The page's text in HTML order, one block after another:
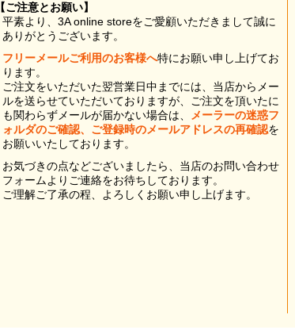
【ご注意とお願い】
平素より、3A online storeをご愛顧いただきまして誠に
ありがとうございます。
フリーメールご利用のお客様へ特にお願い申し上げてお
ります。
ご注文をいただいた翌営業日中までには、当店からメー
ルを送らせていただいておりますが、ご注文を頂いたに
も関わらずメールが届かない場合は、
メーラーの迷惑フ
ォルダのご確認、ご登録時のメールアドレスの再確認を
お願いいたしております。
お気づきの点などございましたら、当店のお問い合わせ
フォームよりご連絡をお待ちしております。
ご理解ご了承の程、よろしくお願い申し上げます。